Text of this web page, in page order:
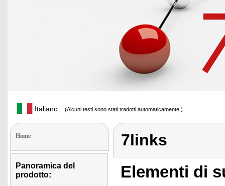
Italiano (Alcuni testi sono stati tradotti automaticamente.)
Home
Panoramica del
prodotto:
7links
Elementi di